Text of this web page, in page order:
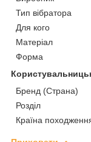
Тип вібратора
Для кого
Матеріал
Форма
Бренд (Страна)
Розділ
Країна